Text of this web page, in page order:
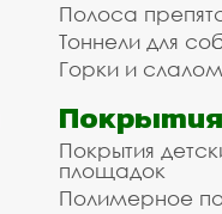
Полоса
Тоннели для
Горки и
Покрытия
Покрытия
площадок
Полимерное